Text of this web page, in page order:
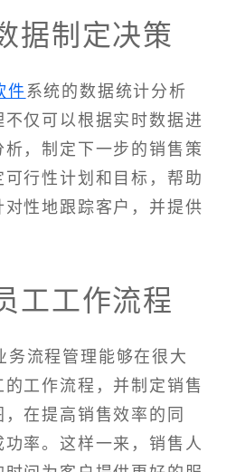
据制定决策
件系统的数据统计分析
仅可以根据实时数据进
，制定下一步的销售策
行性计划和目标，帮助
对性地跟踪客户，并提供
工工作流程
务流程管理能够在很大
工作流程，并制定销售
在提高销售效率的同
率。这样一来，销售人